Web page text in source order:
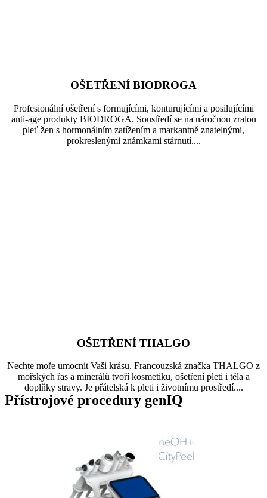
OŠETŘENÍ BIODROGA
Profesionální ošetření s formujícími, konturujícími a posilujícími
anti-age produkty BIODROGA. Soustředí se na náročnou zralou
pleť žen s hormonálním zatížením a markantně znatelnými,
prokreslenými známkami stárnutí....
OŠETŘENÍ THALGO
Nechte moře umocnit Vaši krásu. Francouzská značka THALGO z
mořských řas a minerálů tvoří kosmetiku, ošetření pleti i těla a
doplňky stravy. Je přátelská k pleti i životnímu prostředí....
Přístrojové procedury genIQ